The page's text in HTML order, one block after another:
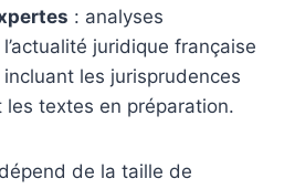
: analyses
juridique française
les jurisprudences
les textes en préparation.
de la taille de